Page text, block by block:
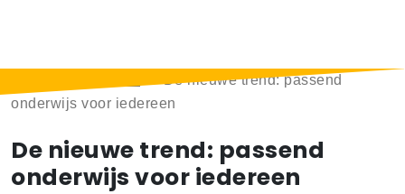
De nieuwe trend: passend
onderwijs voor iedereen
De nieuwe trend: passend
onderwijs voor iedereen